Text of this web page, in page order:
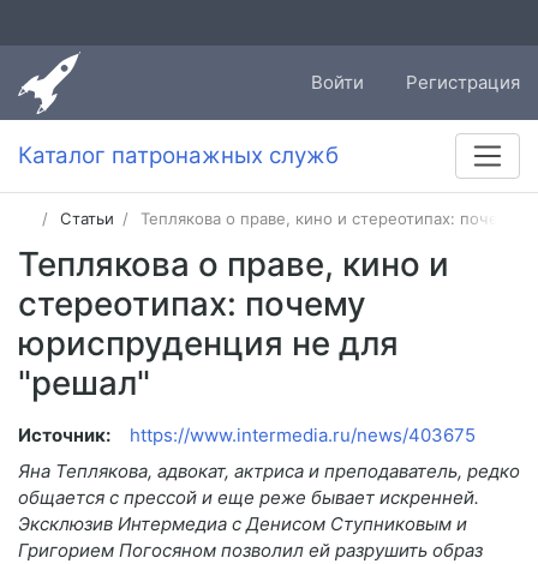
Войти Регистрация
Каталог патронажных служб
Статьи Теплякова о праве, кино и стереотипах: почему
Теплякова о праве, кино и
стереотипах: почему
юриспруденция не для
"решал"
Источник:
https://www.intermedia.ru/news/403675
Яна Теплякова, адвокат, актриса и преподаватель, редко
общается с прессой и еще реже бывает искренней.
Эксклюзив Интермедиа с Денисом Ступниковым и
Григорием Погосяном позволил ей разрушить образ